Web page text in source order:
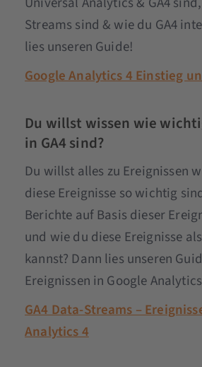
Streams sind & wie du GA4
lies unseren Guide!
Google Analytics 4 Einstieg
Du willst wissen wie
in GA4 sind?
Du willst alles zu Ereignissen
diese Ereignisse so wichtig
Berichte auf Basis dieser
und wie du diese Ereignisse
kannst? Dann lies unseren
Ereignissen in Google
GA4 Data-Streams –
Analytics 4